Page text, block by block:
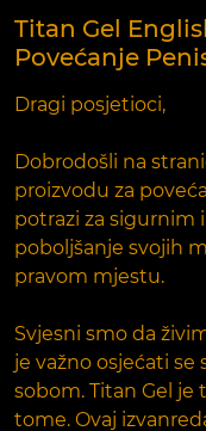
Titan Gel
Povećanje
Dragi posjetioci,
Dobrodošli na
proizvodu za
potrazi za sigurnim
poboljšanje svojih
pravom mjestu.
Svjesni smo da
je važno osjećati
sobom. Titan Gel
tome. Ovaj